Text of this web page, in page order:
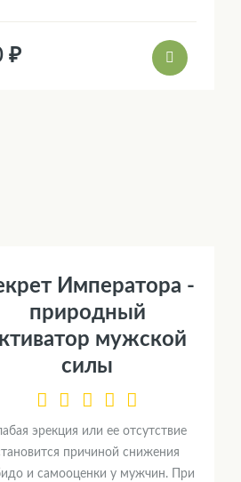
₽
Императора -
природный
мужской
силы
эрекция или ее отсутствие
причиной снижения
и самооценки у мужчин. При